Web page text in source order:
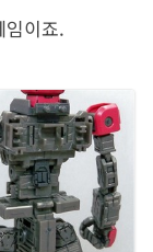
이죠.